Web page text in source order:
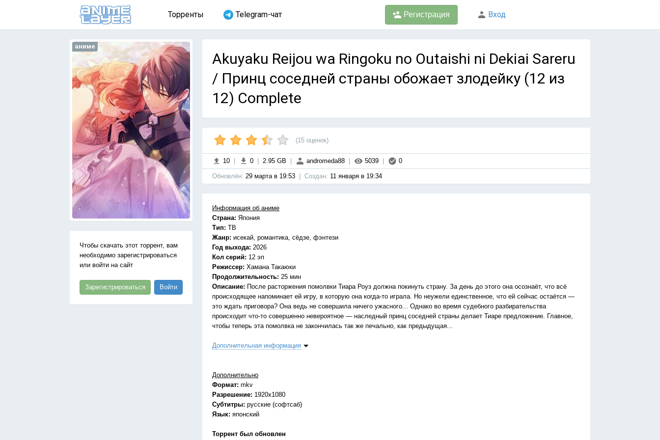
Торренты Telegram-чат Регистрация Вход
аниме
Чтобы скачать этот торрент, вам
необходимо зарегистрироваться
или войти на сайт
Зарегистрироваться Войти
Akuyaku Reijou wa Ringoku no Outaishi ni Dekiai Sareru
/ Принц соседней страны обожает злодейку (12 из
12) Complete
(15 оценок)
10 0 2.95 GB andromeda88 5039 0
Обновлён: 29 марта в 19:53 Cоздан: 11 января в 19:34
Информация об аниме
Страна: Япония
Тип: ТВ
Жанр: исекай, романтика, сёдзе, фэнтези
Год выхода: 2026
Кол серий: 12 эп
Режиссер: Хамана Такаюки
Продолжительность: 25 мин
Описание: После расторжения помолвки Тиара Роуз должна покинуть страну. За день до этого она осознаёт, что всё
происходящее напоминает ей игру, в которую она когда-то играла. Но неужели единственное, что ей сейчас остаётся —
это ждать приговора? Она ведь не совершила ничего ужасного... Однако во время судебного разбирательства
происходит что-то совершенно невероятное — наследный принц соседней страны делает Тиаре предложение. Главное,
чтобы теперь эта помолвка не закончилась так же печально, как предыдущая...
Дополнительная информация
Дополнительно
Формат: mkv
Разрешение: 1920x1080
Субтитры: русские (софтсаб)
Язык: японский
Торрент был обновлен